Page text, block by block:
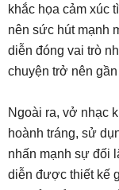
khắc họa cảm xúc
nên sức hút mạnh
diễn đóng vai trò
chuyện trở nên
Ngoài ra, vở nhạc
hoành tráng, sử
nhấn mạnh sự đối
diễn được thiết kế